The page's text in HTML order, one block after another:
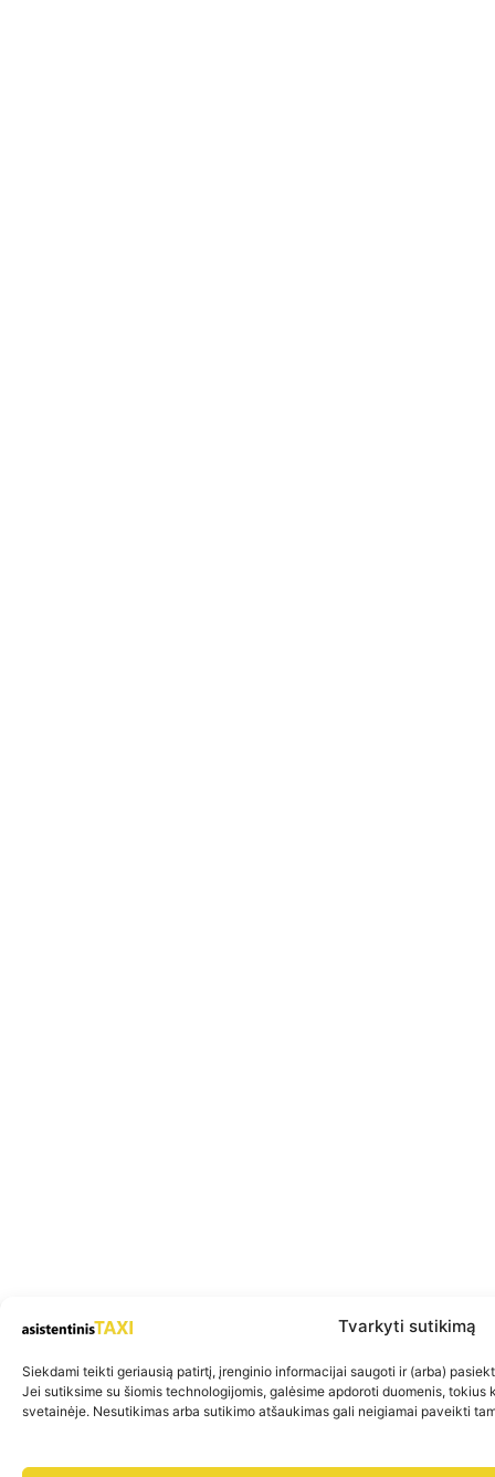
Tvarkyti sutikimą
Siekdami teikti geriausią patirtį, įrenginio informacijai saugoti ir (arba)
Jei sutiksime su šiomis technologijomis, galėsime apdoroti duomenis, tokius
svetainėje. Nesutikimas arba sutikimo atšaukimas gali neigiamai paveikti